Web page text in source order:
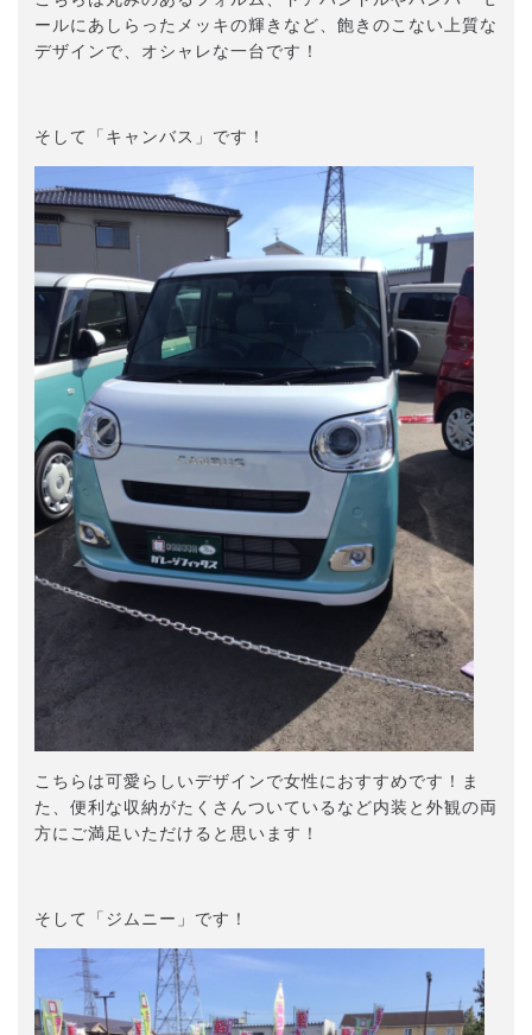
ールにあしらったメッキの輝きなど、飽きのこない上質な
デザインで、オシャレな一台です！
そして「キャンバス」です！
こちらは可愛らしいデザインで女性におすすめです！ま
た、便利な収納がたくさんついているなど内装と外観の両
方にご満足いただけると思います！
そして「ジムニー」です！